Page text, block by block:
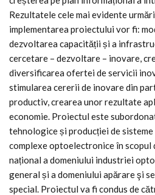
Rezultatele cele mai evidente
implementarea proiectului vor fi:
dezvoltarea capacității și a
cercetare – dezvoltare – inovare,
diversificarea ofertei de servicii
stimularea cererii de inovare din
productiv, crearea unor rezultate
economie. Proiectul este
tehnologice și producției de
complexe optoelectronice în scopul
național a domeniului industriei
general și a domeniului apărare şi
special. Proiectul va fi condus de